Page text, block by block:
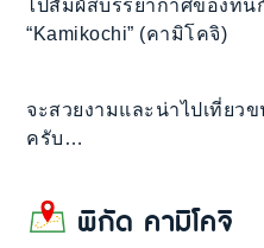
ไปสัมผัสบรรยากาศของที่นี่
“Kamikochi” (คามิโคจิ)
จะสวยงามและน่าไปเที่ยว
ครับ…
พิกัด คามิโคจิ